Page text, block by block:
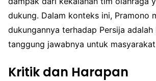
dukung. Dalam konteks ini, Pramono
dukungannya terhadap Persija adalah
tanggung jawabnya untuk
Kritik dan Harapan